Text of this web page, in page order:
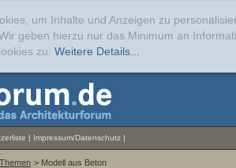
um Inhalte und Anzeigen zu
geben hierzu nur das Minimum an
zu. Weitere Details...
| Impressum/Datenschutz |
> Modell aus Beton